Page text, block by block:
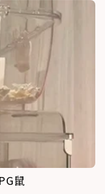
鼠